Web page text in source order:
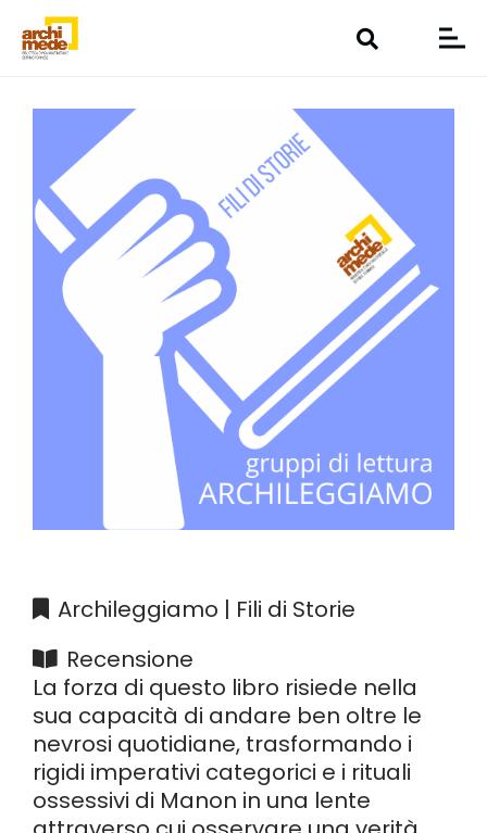
Archileggiamo | Fili di Storie
Recensione
La forza di questo libro risiede nella
sua capacità di andare ben oltre le
nevrosi quotidiane, trasformando i
rigidi imperativi categorici e i rituali
ossessivi di Manon in una lente